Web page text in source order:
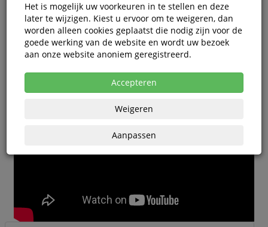
Alle video's
Het is mogelijk uw voorkeuren in te stellen en deze
later te wijzigen. Kiest u ervoor om te weigeren, dan
worden alleen cookies geplaatst die nodig zijn voor de
goede werking van de website en wordt uw bezoek
aan onze website anoniem geregistreerd.
Accepteren
Weigeren
Aanpassen